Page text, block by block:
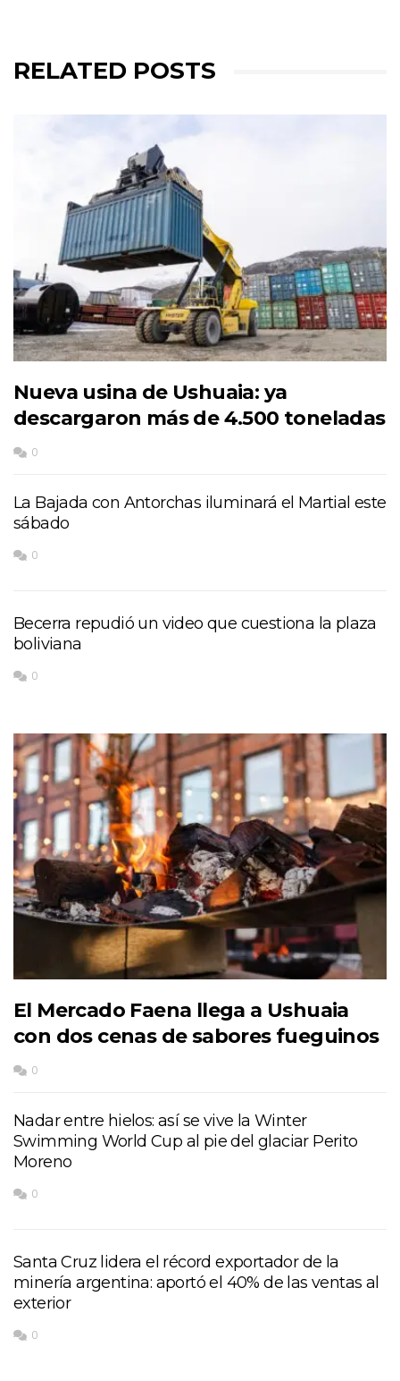
RELATED POSTS
Nueva usina de Ushuaia: ya
descargaron más de 4.500 toneladas
0
La Bajada con Antorchas iluminará el Martial este
sábado
0
Becerra repudió un video que cuestiona la plaza
boliviana
0
El Mercado Faena llega a Ushuaia
con dos cenas de sabores fueguinos
0
Nadar entre hielos: así se vive la Winter
Swimming World Cup al pie del glaciar Perito
Moreno
0
Santa Cruz lidera el récord exportador de la
minería argentina: aportó el 40% de las ventas al
exterior
0